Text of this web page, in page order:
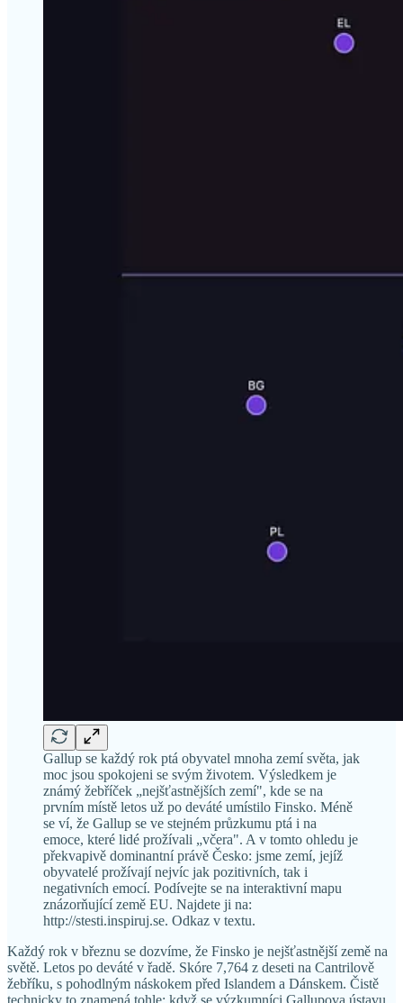
Gallup se každý rok ptá obyvatel mnoha zemí světa, jak
moc jsou spokojeni se svým životem. Výsledkem je
známý žebříček „nejšťastnějších zemí", kde se na
prvním místě letos už po deváté umístilo Finsko. Méně
se ví, že Gallup se ve stejném průzkumu ptá i na
emoce, které lidé prožívali „včera". A v tomto ohledu je
překvapivě dominantní právě Česko: jsme zemí, jejíž
obyvatelé prožívají nejvíc jak pozitivních, tak i
negativních emocí. Podívejte se na interaktivní mapu
znázorňující země EU. Najdete ji na:
http://stesti.inspiruj.se. Odkaz v textu.
Každý rok v březnu se dozvíme, že Finsko je nejšťastnější země na
světě. Letos po deváté v řadě. Skóre 7,764 z deseti na Cantrilově
žebříku, s pohodlným náskokem před Islandem a Dánskem. Čistě
technicky to znamená tohle: když se výzkumníci Gallupova ústavu